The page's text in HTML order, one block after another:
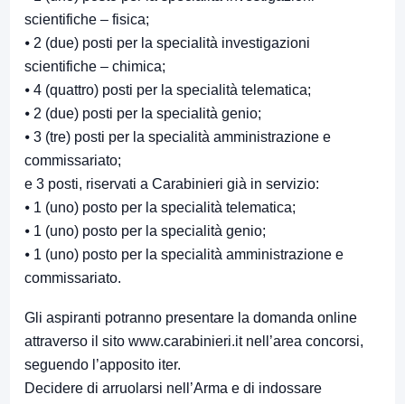
scientifiche – fisica;
⦁ 2 (due) posti per la specialità investigazioni
scientifiche – chimica;
⦁ 4 (quattro) posti per la specialità telematica;
⦁ 2 (due) posti per la specialità genio;
⦁ 3 (tre) posti per la specialità amministrazione e
commissariato;
e 3 posti, riservati a Carabinieri già in servizio:
⦁ 1 (uno) posto per la specialità telematica;
⦁ 1 (uno) posto per la specialità genio;
⦁ 1 (uno) posto per la specialità amministrazione e
commissariato.
Gli aspiranti potranno presentare la domanda online
attraverso il sito www.carabinieri.it nell’area concorsi,
seguendo l’apposito iter.
Decidere di arruolarsi nell’Arma e di indossare